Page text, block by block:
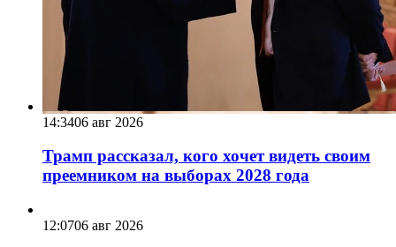
14:3406 авг 2026
Трамп рассказал, кого хочет видеть своим
преемником на выборах 2028 года
12:0706 авг 2026